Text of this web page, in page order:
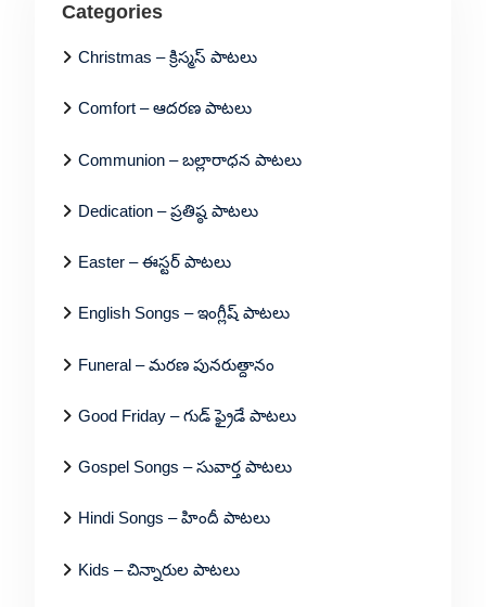
Categories
Christmas – క్రిస్మస్ పాటలు
Comfort – ఆదరణ పాటలు
Communion – బల్లారాధన పాటలు
Dedication – ప్రతిష్ఠ పాటలు
Easter – ఈస్టర్ పాటలు
English Songs – ఇంగ్లీష్ పాటలు
Funeral – మరణ పునరుత్దానం
Good Friday – గుడ్ ఫ్రైడే పాటలు
Gospel Songs – సువార్త పాటలు
Hindi Songs – హిందీ పాటలు
Kids – చిన్నారుల పాటలు